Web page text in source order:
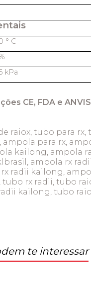
° C
kPa
CE, FDA e
raiox, tubo para
para rx,
kailong, ampola
ampola rx
radii kailong,
rx radii, tubo
kailong, tubo
te interessar